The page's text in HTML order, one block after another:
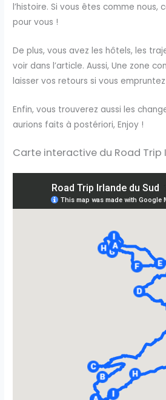
l’histoire. Si vous êtes comme
pour vous !
De plus, vous avez les hôtels, les
voir dans l’article. Aussi, Une zone
laisser vos retours si vous
Enfin, vous trouverez aussi les
aurions faits à postériori, Enjoy !
Carte interactive du Road Trip